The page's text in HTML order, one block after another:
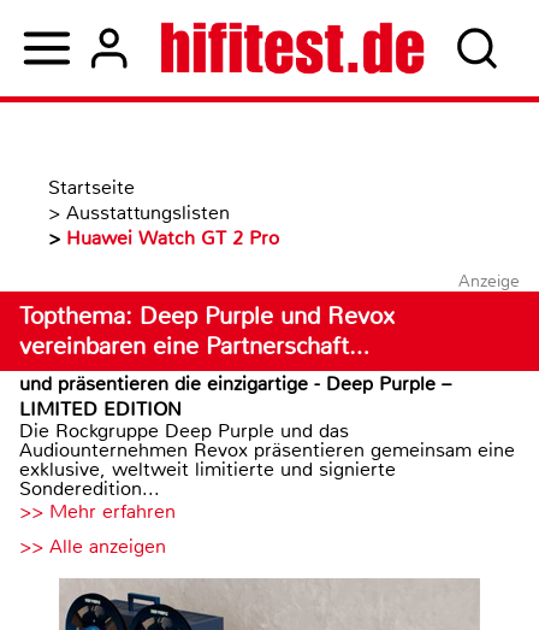
Startseite
> Ausstattungslisten
> Huawei Watch GT 2 Pro
Anzeige
Topthema: Deep Purple und Revox
vereinbaren eine Partnerschaft…
und präsentieren die einzigartige - Deep Purple –
LIMITED EDITION
Die Rockgruppe Deep Purple und das
Audiounternehmen Revox präsentieren gemeinsam eine
exklusive, weltweit limitierte und signierte
Sonderedition...
>> Mehr erfahren
>> Alle anzeigen